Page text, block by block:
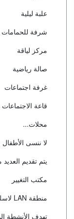
علبة ليلية
شرفة
مركز لياقة
صالة رياضية
غرفة اجتماعات
قاعة الاجتماعات
محلات...
لا ننسى الأطفال
يتم تقديم
مكتب التغيير
منطقة LAN لاسلكية في الردهة ...
تهدف الأنشطة